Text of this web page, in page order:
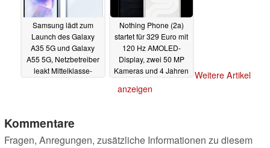
Samsung lädt zum
Launch des Galaxy
A35 5G und Galaxy
A55 5G, Netzbetreiber
leakt Mittelklasse-
Nothing Phone (2a)
startet für 329 Euro mit
120 Hz AMOLED-
Display, zwei 50 MP
Kameras und 4 Jahren
Weitere Artikel
anzeigen
Kommentare
Fragen, Anregungen, zusätzliche Informationen zu diesem